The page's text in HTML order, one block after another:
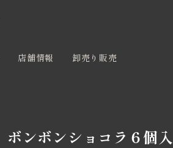
ギフト
店舗情報 卸売り販売
ボンボンショコラ６個入